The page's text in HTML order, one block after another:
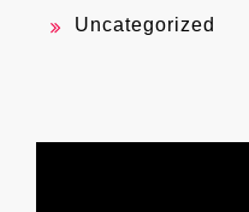
Uncategorized